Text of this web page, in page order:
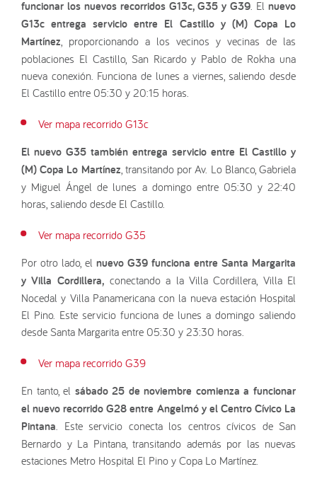
funcionar los nuevos recorridos G13c, G35 y G39 . Elnuevo
G13c entrega servicio entre El Castillo y (M) Copa Lo
Martínez , proporcionando a los vecinos y vecinas de las
poblaciones El Castillo, San Ricardo y Pablo de Rokha una
nueva conexión. Funciona de lunes a viernes, saliendo desde
El Castillo entre 05:30 y 20:15 horas.
Ver mapa recorrido G13c
El nuevo G35 también entrega servicio entre El Castillo y
(M) Copa Lo Martínez , transitando por Av. Lo Blanco, Gabriela
y Miguel Ángel de lunes a domingo entre 05:30 y 22:40
horas, saliendo desde El Castillo.
Ver mapa recorrido G35
Por otro lado, el nuevo G39 funciona entre Santa Margarita
y Villa Cordillera, conectando a la Villa Cordillera, Villa El
Nocedal y Villa Panamericana con la nueva estación Hospital
El Pino. Este servicio funciona de lunes a domingo saliendo
desde Santa Margarita entre 05:30 y 23:30 horas.
Ver mapa recorrido G39
En tanto, el sábado 25 de noviembre comienza a funcionar
el nuevo recorrido G28 entre Angelmó y el Centro Cívico La
Pintana . Este servicio conecta los centros cívicos de San
Bernardo y La Pintana, transitando además por las nuevas
estaciones Metro Hospital El Pino y Copa Lo Martínez.